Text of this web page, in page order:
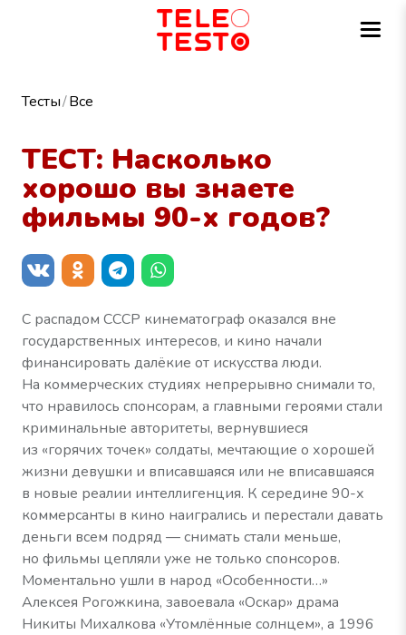
Тесты Все
ТЕСТ: Насколько
хорошо вы знаете
фильмы 90-х годов?
С распадом СССР кинематограф оказался вне
государственных интересов, и кино начали
финансировать далёкие от искусства люди.
На коммерческих студиях непрерывно снимали то,
что нравилось спонсорам, а главными героями стали
криминальные авторитеты, вернувшиеся
из «горячих точек» солдаты, мечтающие о хорошей
жизни девушки и вписавшаяся или не вписавшаяся
в новые реалии интеллигенция. К середине 90-х
коммерсанты в кино наигрались и перестали давать
деньги всем подряд — снимать стали меньше,
но фильмы цепляли уже не только спонсоров.
Моментально ушли в народ «Особенности…»
Алексея Рогожкина, завоевала «Оскар» драма
Никиты Михалкова «Утомлённые солнцем», а 1996